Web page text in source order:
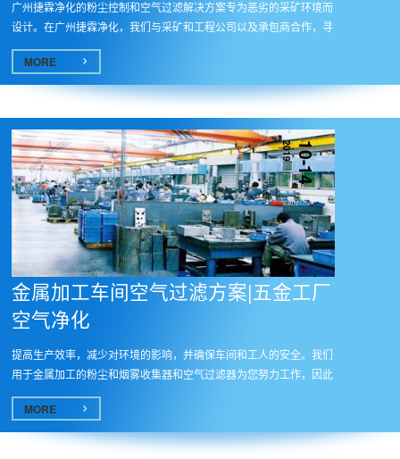
广州捷霖净化的粉尘控制和空气过滤解决方案专为恶劣的采矿环境而
设计。在广州捷霖净化，我们与采矿和工程公司以及承包商合作，寻
找有...
MORE
10-14
2019
金属加工车间空气过滤方案|五金工厂
空气净化
提高生产效率，减少对环境的影响，并确保车间和工人的安全。我们
用于金属加工的粉尘和烟雾收集器和空气过滤器为您努力工作，因此
您可...
MORE